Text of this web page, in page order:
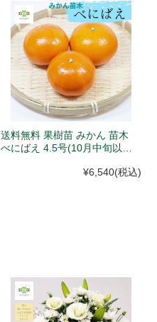
送料無料 果樹苗 みかん 苗木
べにばえ 4.5号(10月中旬以
¥6,540(税込)